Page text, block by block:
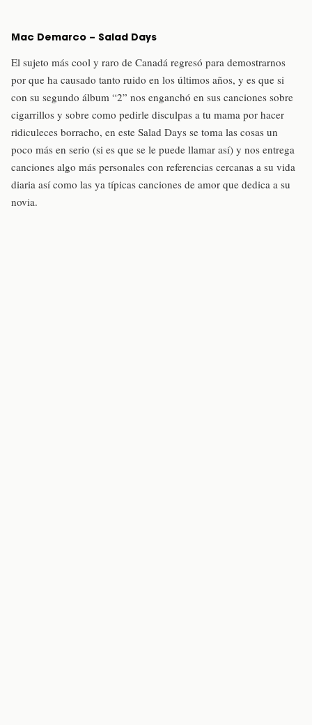
Mac Demarco – Salad Days
El sujeto más cool y raro de Canadá regresó para demostrarnos
por que ha causado tanto ruido en los últimos años, y es que si
con su segundo álbum “2” nos enganchó en sus canciones sobre
cigarrillos y sobre como pedirle disculpas a tu mama por hacer
ridiculeces borracho, en este Salad Days se toma las cosas un
poco más en serio (si es que se le puede llamar así) y nos entrega
canciones algo más personales con referencias cercanas a su vida
diaria así como las ya típicas canciones de amor que dedica a su
novia.